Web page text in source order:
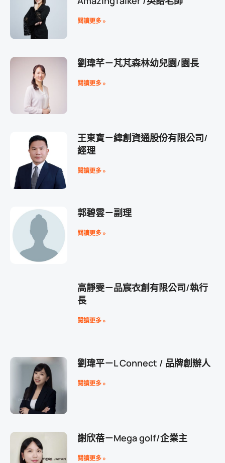
閱讀更多 »
劉瑋芊－芃芃森林幼兒園/園長
閱讀更多 »
王東寶－緯創資通股份有限公司/
經理
閱讀更多 »
郭碧雲－副理
閱讀更多 »
高靜雯－品宸衣創有限公司/執行
長
閱讀更多 »
劉瑋平－L Connect / 品牌創辦人
閱讀更多 »
謝欣蓓－Mega golf/企業主
閱讀更多 »